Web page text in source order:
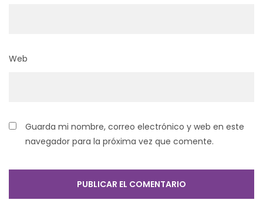
Web
Guarda mi nombre, correo electrónico y web en este
navegador para la próxima vez que comente.